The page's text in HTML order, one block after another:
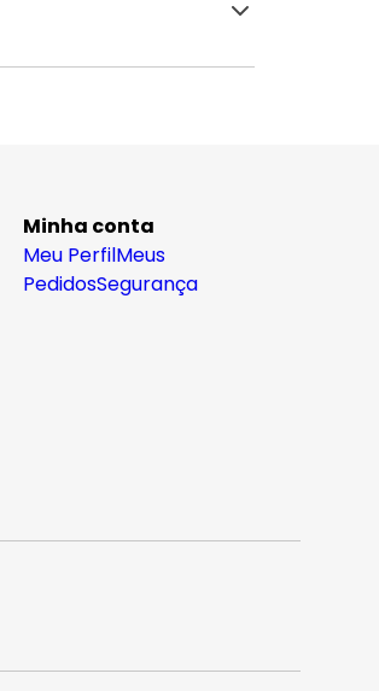
Minha conta
Meu PerfilMeus
PedidosSegurança